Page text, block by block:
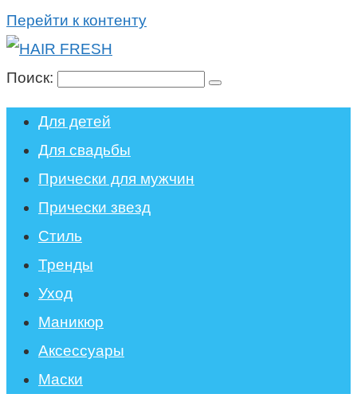
Перейти к контенту
Поиск:
Для детей
Для свадьбы
Прически для мужчин
Прически звезд
Стиль
Тренды
Уход
Маникюр
Аксессуары
Маски